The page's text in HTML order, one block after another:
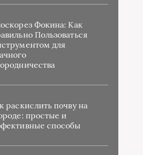
Фокина: Как
Пользоваться
для
раскислить почву на
простые и
способы